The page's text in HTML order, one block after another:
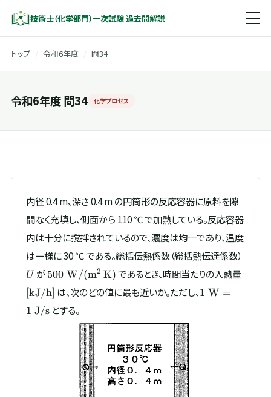
技術士（化学部門）一次試験 過去問解説
トップ 令和6年度 問34
令和6年度 問34 化学プロセス
内径 0.4 m、深さ 0.4 m の円筒形の反応容器に原料を隙
間なく充填し、側面から 110 ℃ で加熱している。反応容器
内は十分に撹拌されているので、濃度は均一であり、温度
は一様に 30 ℃ である。総括伝熱係数（総括熱伝達係数）
U が500\
\mathrm{W/(m^{2}\,K)}
500 W/(m2 K)であるとき、時間当たりの入熱量
[kJ/h] は、次のどの値に最も近いか。ただし、1\
1 W =
1 J/s とする。